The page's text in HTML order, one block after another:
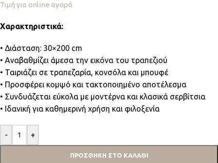
Τιμή για online αγορά
Χαρακτηριστικά:
• Διάσταση: 30×200 cm
• Αναβαθμίζει άμεσα την εικόνα του τραπεζιού
• Ταιριάζει σε τραπεζαρία, κονσόλα και μπουφέ
• Προσφέρει κομψό και τακτοποιημένο αποτέλεσμα
• Συνδυάζεται εύκολα με μοντέρνα και κλασικά σερβίτσια
• Ιδανική για καθημερινή χρήση και φιλοξενία
- +
ΠΡΟΣΘΉΚΗ ΣΤΟ ΚΑΛΆΘΙ